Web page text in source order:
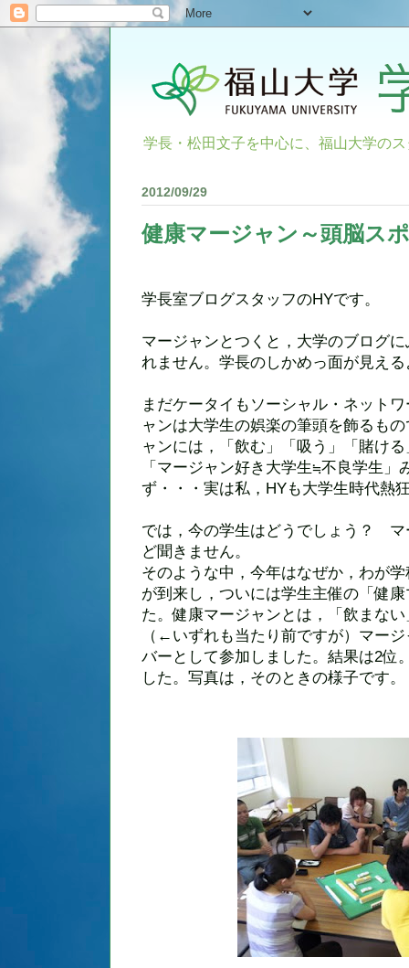
学長・松田文子を中心に、福山大学の
2012/09/29
健康マージャン～頭脳ス
学長室ブログスタッフのHYです。
マージャンとつくと，大学のブログ
れません。学長のしかめっ面が見え
まだケータイもソーシャル・ネット
ャンは大学生の娯楽の筆頭を飾るも
ャンには，「飲む」「吸う」「賭け
「マージャン好き大学生≒不良学生
ず・・・実は私，HYも大学生時代熱
では，今の学生はどうでしょう？ マ
ど聞きません。
そのような中，今年はなぜか，わが
が到来し，ついには学生主催の「健
た。健康マージャンとは，「飲まな
（←いずれも当たり前ですが）マー
バーとして参加しました。結果は2位
した。写真は，そのときの様子です。